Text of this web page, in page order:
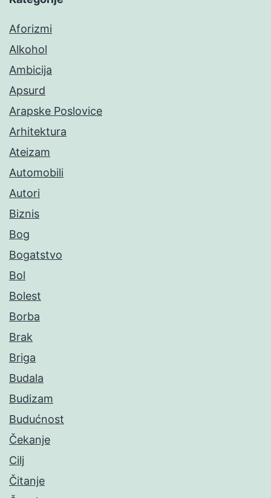
Aforizmi
Alkohol
Ambicija
Apsurd
Arapske Poslovice
Arhitektura
Ateizam
Automobili
Autori
Biznis
Bog
Bogatstvo
Bol
Bolest
Borba
Brak
Briga
Budala
Budizam
Budućnost
Čekanje
Cilj
Čitanje